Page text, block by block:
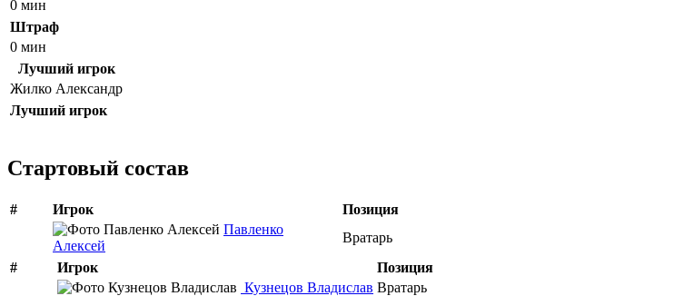
0 мин
Штраф
0 мин
Лучший игрок
Жилко Александр
Лучший игрок
Стартовый состав
# Игрок
Позиция
Павленко
Алексей
Вратарь
#
Игрок
Позиция
Кузнецов Владислав Вратарь